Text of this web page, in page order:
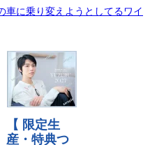
車に乗り変えようとしてるワイ